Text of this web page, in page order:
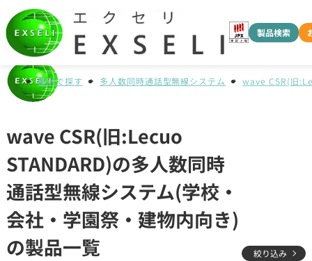
製品検索
種別で探す 多人数同時通話型無線システム wave CSR(旧
wave CSR(旧:Lecuo
STANDARD)の多人数同時
通話型無線システム(学校・
会社・学園祭・建物内向き)
の製品一覧
絞り込み